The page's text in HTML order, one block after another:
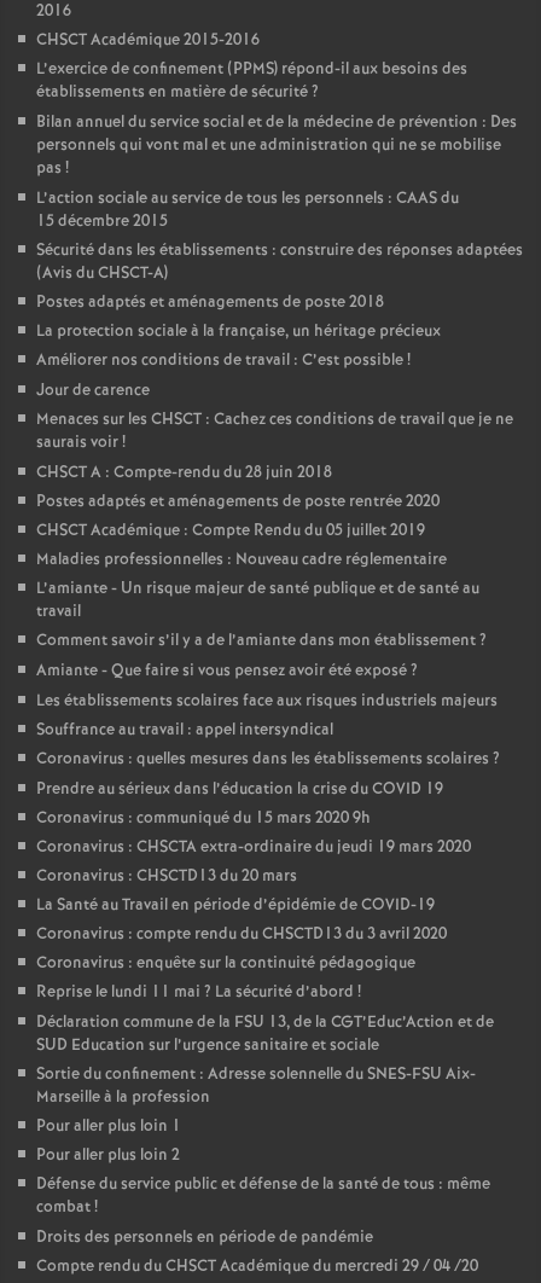
2016
CHSCT Académique 2015-2016
L’exercice de confinement (PPMS) répond-il aux besoins des
établissements en matière de sécurité?
Bilan annuel du service social et de la médecine de prévention : Des
personnels qui vont mal et une administration qui ne se mobilise
pas !
L’action sociale au service de tous les personnels : CAAS du
15 décembre 2015
Sécurité dans les établissements : construire des réponses adaptées
(Avis du CHSCT-A)
Postes adaptés et aménagements de poste 2018
La protection sociale à la française, un héritage précieux
Améliorer nos conditions de travail : C’est possible!
Jour de carence
Menaces sur les CHSCT : Cachez ces conditions de travail que je ne
saurais voir!
CHSCT A : Compte-rendu du 28 juin 2018
Postes adaptés et aménagements de poste rentrée 2020
CHSCT Académique : Compte Rendu du 05 juillet 2019
Maladies professionnelles : Nouveau cadre réglementaire
L’amiante - Un risque majeur de santé publique et de santé au
travail
Comment savoir s’il y a de l’amiante dans mon établissement?
Amiante - Que faire si vous pensez avoir été exposé?
Les établissements scolaires face aux risques industriels majeurs
Souffrance au travail : appel intersyndical
Coronavirus : quelles mesures dans les établissements scolaires ?
Prendre au sérieux dans l’éducation la crise du COVID 19
Coronavirus : communiqué du 15 mars 2020 9h
Coronavirus : CHSCTA extra-ordinaire du jeudi 19 mars 2020
Coronavirus : CHSCTD13 du 20 mars
La Santé au Travail en période d’épidémie de COVID-19
Coronavirus : compte rendu du CHSCTD13 du 3 avril 2020
Coronavirus : enquête sur la continuité pédagogique
Reprise le lundi 11 mai ? La sécurité d’abord !
Déclaration commune de la FSU 13, de la CGT’Educ’Action et de
SUD Education sur l’urgence sanitaire et sociale
Sortie du confinement : Adresse solennelle du SNES-FSU Aix-
Marseille à la profession
Pour aller plus loin 1
Pour aller plus loin 2
Défense du service public et défense de la santé de tous : même
combat!
Droits des personnels en période de pandémie
Compte rendu du CHSCT Académique du mercredi 29 / 04 /20